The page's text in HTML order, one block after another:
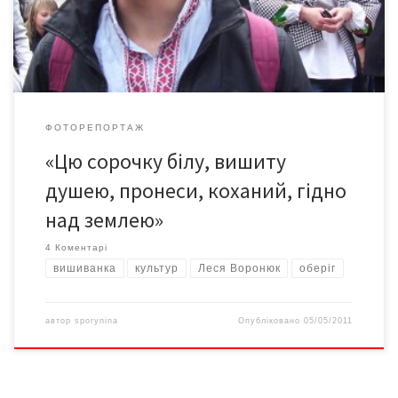
ФОТОРЕПОРТАЖ
«Цю сорочку білу, вишиту
душею, пронеси, коханий, гідно
над землею»
4 Коментарі
вишиванка культур Леся Воронюк оберіг
автор sporynina Опубліковано05/05/2011